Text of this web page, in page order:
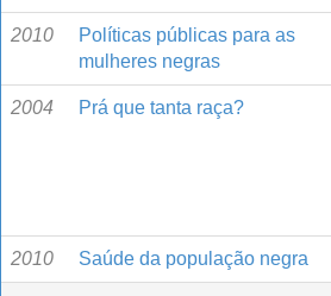
2010
Políticas públicas para as
mulheres negras
2004 Prá que tanta raça?
2010 Saúde da população negra